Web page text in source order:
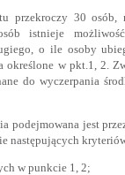
przekroczy 30 osób,
istnieje
o ile osoby
określone w pkt.1, 2.
do wyczerpania
jest
następujących
w punkcie 1, 2;